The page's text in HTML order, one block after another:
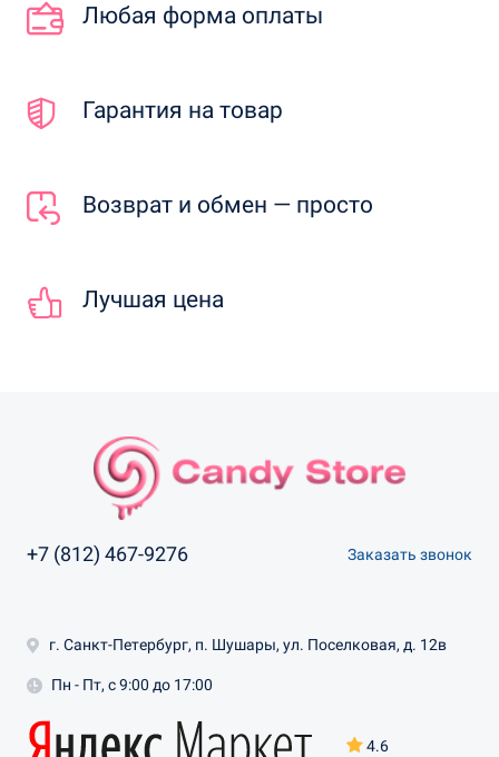
Любая форма оплаты
Гарантия на товар
Возврат и обмен — просто
Лучшая цена
+7 (812) 467-9276 Заказать звонок
4.6
г. Санкт-Петербург, п. Шушары, ул. Поселковая, д. 12в
Пн - Пт, с 9:00 до 17:00